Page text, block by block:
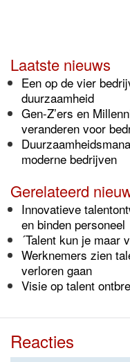
Laatste nieuws
Een op de vier
duurzaamheid
Gen-Z’ers en
veranderen voor
moderne bedrijven
Gerelateerd
Innovatieve
en binden personeel
´Talent kun je maar
Werknemers zien
verloren gaan
Visie op talent
Reacties